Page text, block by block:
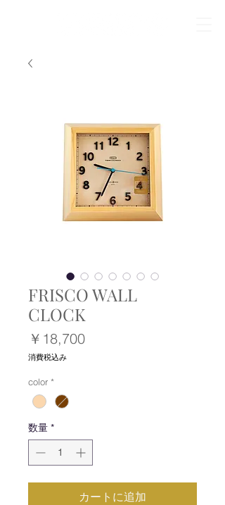
FRISCO WALL
CLOCK
￥18,700価
消費税込み
color *
数量 *
カートに追加